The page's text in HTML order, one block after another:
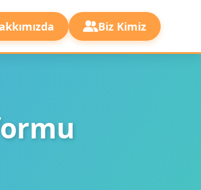
Biz Kimiz